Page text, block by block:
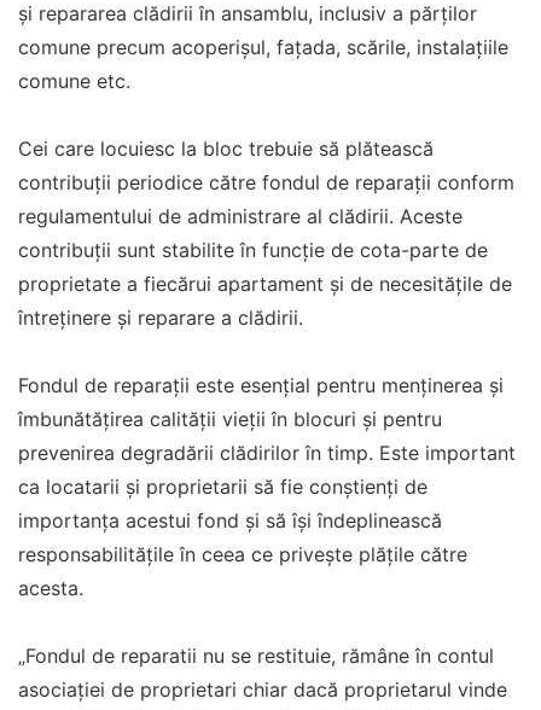
și repararea clădirii în ansamblu, inclusiv a părților
comune precum acoperișul, fațada, scările, instalațiile
comune etc.
Cei care locuiesc la bloc trebuie să plătească
contribuții periodice către fondul de reparații conform
regulamentului de administrare al clădirii. Aceste
contribuții sunt stabilite în funcție de cota-parte de
proprietate a fiecărui apartament și de necesitățile de
întreținere și reparare a clădirii.
Fondul de reparații este esențial pentru menținerea și
îmbunătățirea calității vieții în blocuri și pentru
prevenirea degradării clădirilor în timp. Este important
ca locatarii și proprietarii să fie conștienți de
importanța acestui fond și să își îndeplinească
responsabilitățile în ceea ce privește plățile către
acesta.
„Fondul de reparatii nu se restituie, rămâne în contul
asociației de proprietari chiar dacă proprietarul vinde